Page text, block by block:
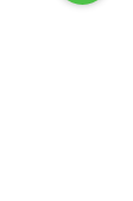
$214.199